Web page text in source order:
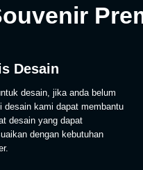
Desain
desain, jika anda belum
desain kami dapat membantu
desain yang dapat
dengan kebutuhan